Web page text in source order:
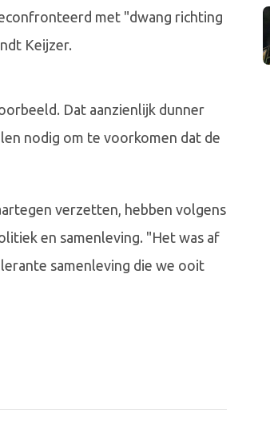
met "dwang richting
Keijzer.
Dat aanzienlijk dunner
nodig om te voorkomen dat de
verzetten, hebben volgens
en samenleving. "Het was af
samenleving die we ooit